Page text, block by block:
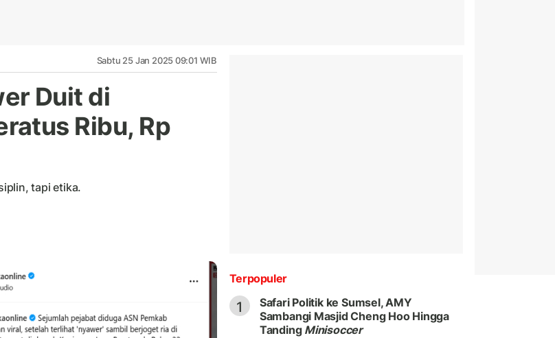
Sabtu 25 Jan 2025 09:01 WIB
Duit di
Ribu, Rp
tapi etika.
Terpopuler
1
Safari Politik ke Sumsel, AMY
Sambangi Masjid Cheng Hoo Hingga
Tanding Minisoccer